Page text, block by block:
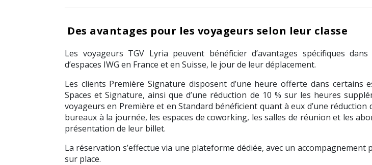
Des avantages pour les voyageurs selon leur classe
Les voyageurs TGV Lyria peuvent bénéficier d’avantages spécifiques
d’espaces IWG en France et en Suisse, le jour de leur déplacement.
Les clients Première Signature disposent d’une heure offerte dans certains
Spaces et Signature, ainsi que d’une réduction de 10 % sur les heures
voyageurs en Première et en Standard bénéficient quant à eux d’une réduction
bureaux à la journée, les espaces de coworking, les salles de réunion et les
présentation de leur billet.
La réservation s’effectue via une plateforme dédiée, avec un accompagnement
sur place.